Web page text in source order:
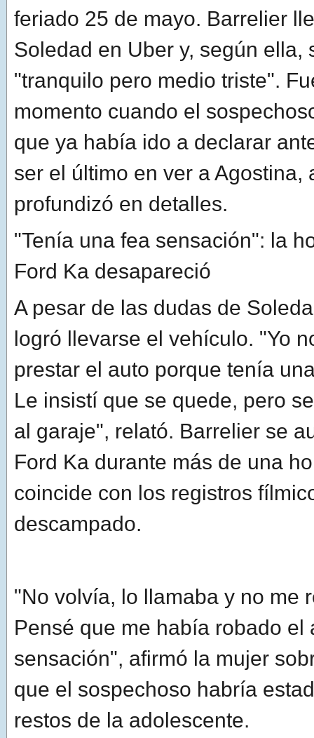
feriado 25 de mayo. Barrelier
Soledad en Uber y, según ella,
"tranquilo pero medio triste".
momento cuando el
que ya había ido a declarar
ser el último en ver a Agostina,
profundizó en detalles.
"Tenía una fea sensación": la
Ford Ka desapareció
A pesar de las dudas de
logró llevarse el vehículo. "Yo
prestar el auto porque tenía
Le insistí que se quede, pero
al garaje", relató. Barrelier se
Ford Ka durante más de una
coincide con los registros
descampado.
"No volvía, lo llamaba y no me
Pensé que me había robado el
sensación", afirmó la mujer
que el sospechoso habría
restos de la adolescente.